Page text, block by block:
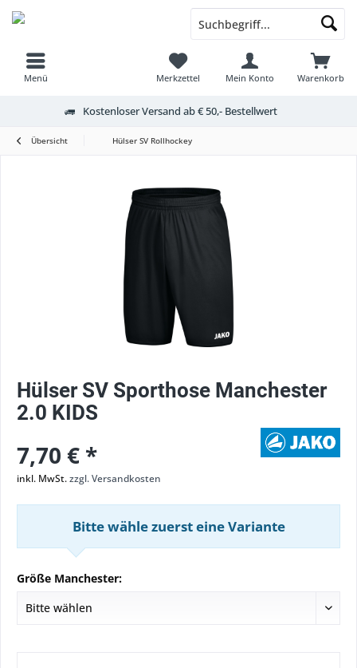
Menü Warenkorb
Merkzettel Mein Konto
Kostenloser Versand ab € 50,- Bestellwert
Übersicht Hülser SV Rollhockey
Hülser SV Sporthose Manchester
2.0 KIDS
7,70 € *
inkl. MwSt.zzgl. Versandkosten
Bitte wähle zuerst eine Variante
Größe Manchester: